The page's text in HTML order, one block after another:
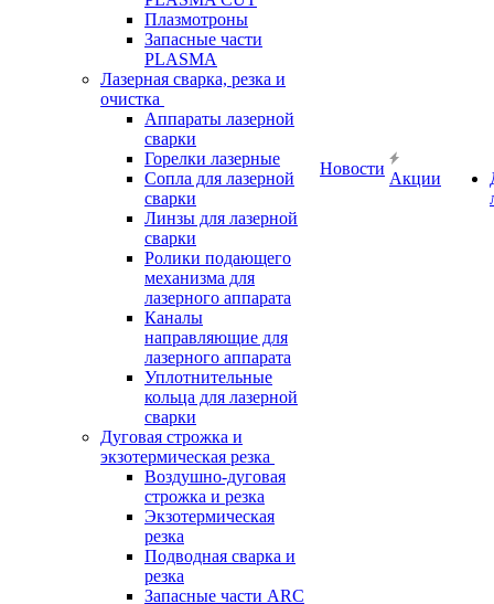
Плазмотроны
Запасные части
PLASMA
Лазерная сварка, резка и
очистка
Аппараты лазерной
сварки
Горелки лазерные
Сопла для лазерной
сварки
Линзы для лазерной
сварки
Ролики подающего
механизма для
лазерного аппарата
Каналы
направляющие для
лазерного аппарата
Уплотнительные
кольца для лазерной
сварки
Дуговая строжка и
экзотермическая резка
Воздушно-дуговая
строжка и резка
Экзотермическая
резка
Подводная сварка и
резка
Запасные части ARC
Новости
Акции